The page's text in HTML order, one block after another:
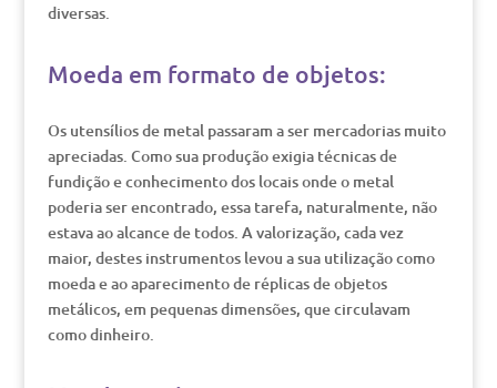
diversas.
Moeda em formato de objetos:
Os utensílios de metal passaram a ser mercadorias muito
apreciadas. Como sua produção exigia técnicas de
fundição e conhecimento dos locais onde o metal
poderia ser encontrado, essa tarefa, naturalmente, não
estava ao alcance de todos. A valorização, cada vez
maior, destes instrumentos levou a sua utilização como
moeda e ao aparecimento de réplicas de objetos
metálicos, em pequenas dimensões, que circulavam
como dinheiro.